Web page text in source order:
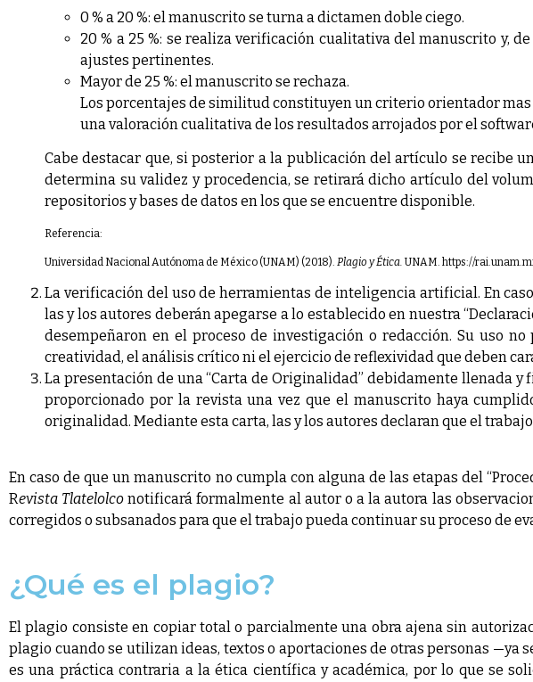
0 % a 20 %: el manuscrito se turna a dictamen doble ciego.
20 % a 25 %: se realiza verificación cualitativa del manuscrito y,
ajustes pertinentes.
Mayor de 25 %: el manuscrito se rechaza.
Los porcentajes de similitud constituyen un criterio orientador
una valoración cualitativa de los resultados arrojados por el
Cabe destacar que, si posterior a la publicación del artículo se recibe
determina su validez y procedencia, se retirará dicho artículo del
repositorios y bases de datos en los que se encuentre disponible.
Referencia:
Universidad Nacional Autónoma de México (UNAM) (2018). Plagio y Ética. UNAM. https://
La verificación del uso de herramientas de inteligencia artificial. En
las y los autores deberán apegarse a lo establecido en nuestra
desempeñaron en el proceso de investigación o redacción. Su uso
creatividad, el análisis crítico ni el ejercicio de reflexividad que deben
La presentación de una “Carta de Originalidad” debidamente llenada
proporcionado por la revista una vez que el manuscrito haya
originalidad. Mediante esta carta, las y los autores declaran que el
En caso de que un manuscrito no cumpla con alguna de las etapas del
Revista Tlatelolco notificará formalmente al autor o a la autora las
corregidos o subsanados para que el trabajo pueda continuar su proceso de
¿Qué es el plagio?
El plagio consiste en copiar total o parcialmente una obra ajena sin
plagio cuando se utilizan ideas, textos o aportaciones de otras personas
es una práctica contraria a la ética científica y académica, por lo que se